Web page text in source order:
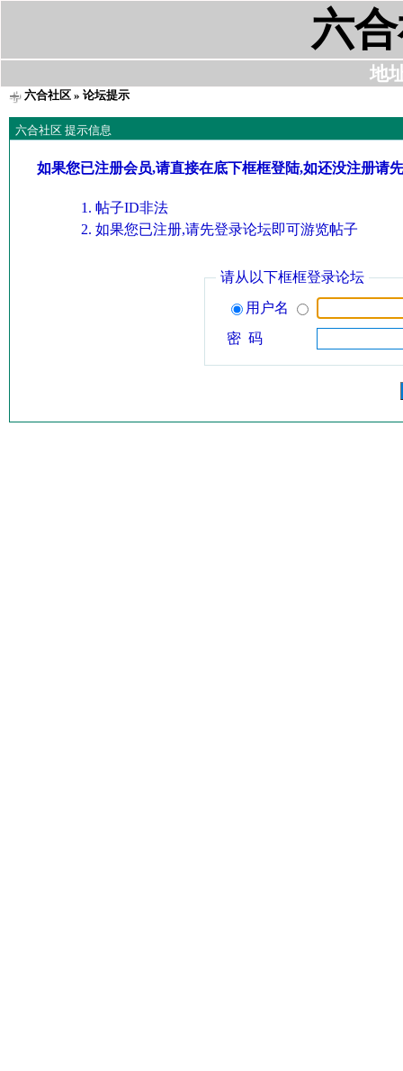
六
地
六合社区» 论坛提示
六合社区 提示信息
如果您已注册会员,请直接在底下框框登陆,如还没注册请
帖子ID非法
如果您已注册,请先登录论坛即可游览帖子
请从以下框框登录论坛
用户名
密 码